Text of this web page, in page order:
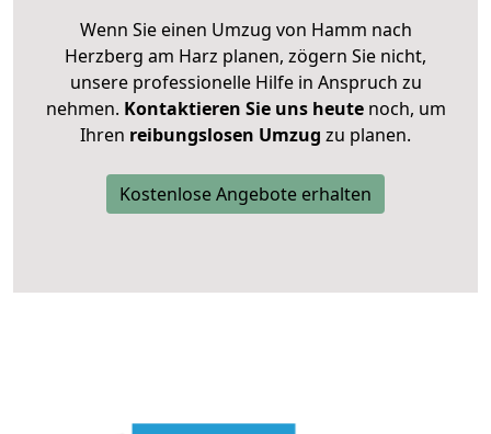
Wenn Sie einen Umzug von Hamm nach
Herzberg am Harz planen, zögern Sie nicht,
unsere professionelle Hilfe in Anspruch zu
nehmen. Kontaktieren Sie uns heutenoch, um
Ihren reibungslosen Umzug zu planen.
Kostenlose Angebote erhalten